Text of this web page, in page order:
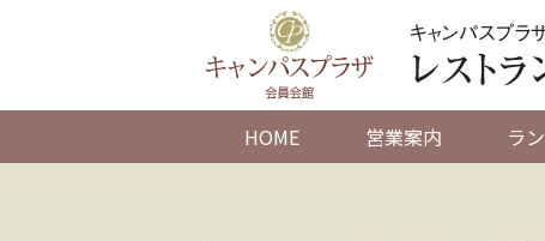
HOME 営業案内 ラ